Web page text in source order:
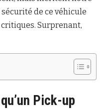
de ce véhicule
Surprenant,
Pick-up